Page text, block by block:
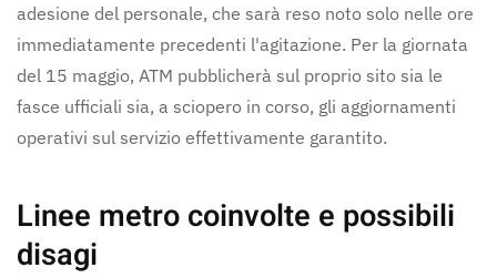
adesione del personale, che sarà reso noto solo nelle ore
immediatamente precedenti l'agitazione. Per la giornata
del 15 maggio, ATM pubblicherà sul proprio sito sia le
fasce ufficiali sia, a sciopero in corso, gli aggiornamenti
operativi sul servizio effettivamente garantito.
Linee metro coinvolte e possibili
disagi